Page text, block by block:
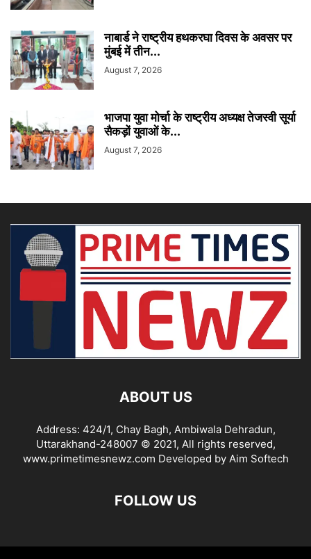
नाबार्ड ने राष्ट्रीय हथकरघा दिवस के अवसर पर
मुंबई में तीन...
August 7, 2026
भाजपा युवा मोर्चा के राष्ट्रीय अध्यक्ष तेजस्वी सूर्या
सैकड़ों युवाओं के...
August 7, 2026
ABOUT US
Address: 424/1, Chay Bagh, Ambiwala Dehradun,
Uttarakhand-248007 © 2021, All rights reserved,
www.primetimesnewz.com Developed by Aim Softech
FOLLOW US